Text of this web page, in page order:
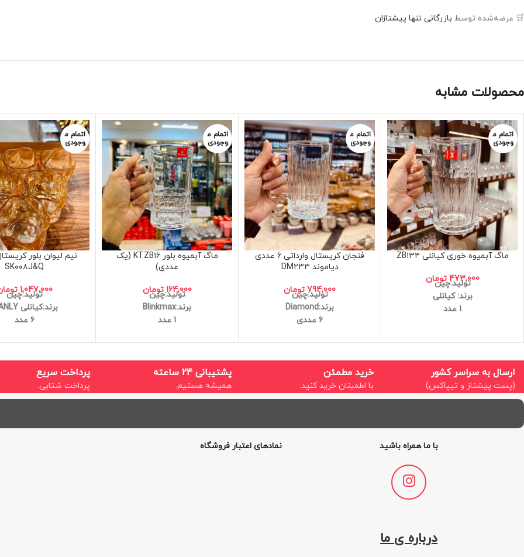
🛒 عرضه‌شده توسط بازرگانی تنها پیشتازان
محصولات مشابه
اتمام م
وجودی
ماگ آبمیوه خوری کیانلی ZB۱۳۴
473,000 تومان
تولید:چین
برند: کیانلی
1 عدد
جنس:بلور، کریستال درجه یک
کیفیت عالی
1050 میلی لیتر
اتمام م
وجودی
فنجان کریستال وارداتی ۶ عددی
دیاموند DM۲۳۳
794,000 تومان
تولید:چین
برند:Diamond
6 عددی
جنس:بلور، کریستال درجه یک
قابل استفاده در ماکروفر و ماشین
ظرفشویی
کیفیت عالی
اتمام م
وجودی
ماگ آبمیوه بلور KTZB۱۶ (یک
عددی)
164,000 تومان
تولید:چین
برند:Blinkmax
1 عدد
جنس:بلور، کریستال درجه یک
قابل استفاده در ماکروفر و ماشین
ظرفشویی
کیفیت عالی
اتمام م
وجودی
نیم لیوان بلور
SK۰۰۸J&Q
1,047,000
تولید:چین
برند:کیانلی QIANLY
6 عدد
جنس:بلور، کریستال
قابل استفاده در
ظرفشویی
کیفیت عالی
حجم:190ML
در دو
(در
ارسال به سراسر کشور
(پست پیشتاز و تیپاکس)
خرید مطمئن
با اطمینان خرید کنید.
پشتیبانی 24 ساعته
همیشه هستیم.
پرداخت سریع
پرداخت شتابی.
با ما همراه باشید
درباره ی ما
نمادهای اعتبار فروشگاه